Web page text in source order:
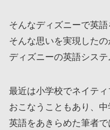
そんなディズニーで英
そんな思いを実現したの
ディズニーの英語システ
最近は小学校でネイテ
おこなうこともあり、
英語をあきらめた筆者で